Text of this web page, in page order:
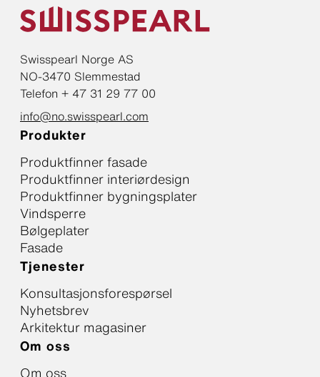
Swisspearl Norge AS
NO-3470 Slemmestad
Telefon + 47 31 29 77 00
info@no.swisspearl.com
Produkter
Produktfinner fasade
Produktfinner interiørdesign
Produktfinner bygningsplater
Vindsperre
Bølgeplater
Fasade
Tjenester
Konsultasjonsforespørsel
Nyhetsbrev
Arkitektur magasiner
Om oss
Om oss